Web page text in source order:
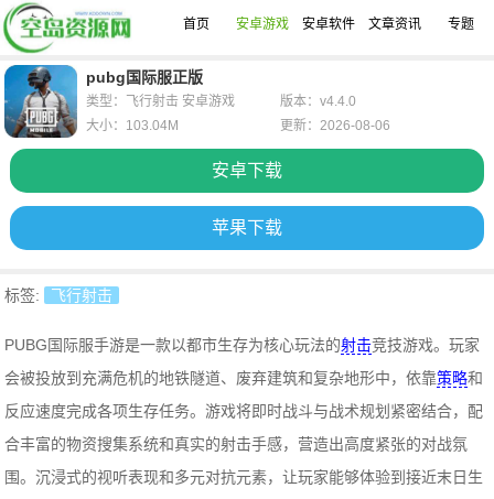
首页 安卓游戏 安卓软件 文章资讯 专题
pubg国际服正版
安卓下载
苹果下载
类型：飞行射击 安卓游戏
版本：v4.4.0
大小：103.04M
更新：2026-08-06
标签: 飞行射击
PUBG国际服手游是一款以都市生存为核心玩法的射击竞技游戏。玩家
会被投放到充满危机的地铁隧道、废弃建筑和复杂地形中，依靠策略和
反应速度完成各项生存任务。游戏将即时战斗与战术规划紧密结合，配
合丰富的物资搜集系统和真实的射击手感，营造出高度紧张的对战氛
围。沉浸式的视听表现和多元对抗元素，让玩家能够体验到接近末日生